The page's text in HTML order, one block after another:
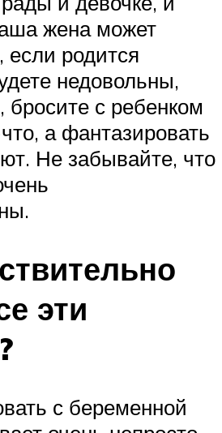
жена может
если родится
недовольны,
бросите с ребенком
а фантазировать
Не забывайте, что
эти
с беременной